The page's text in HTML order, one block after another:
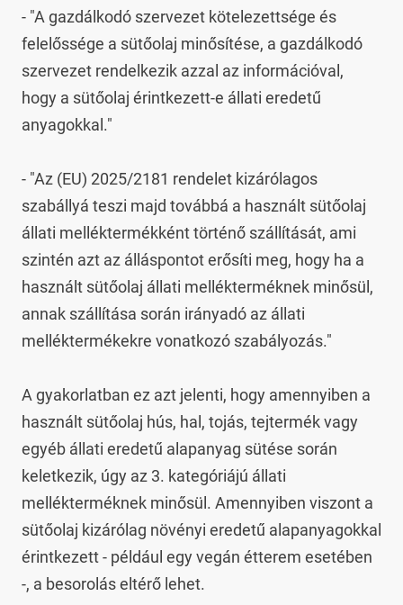
- "A gazdálkodó szervezet kötelezettsége és
felelőssége a sütőolaj minősítése, a gazdálkodó
szervezet rendelkezik azzal az információval,
hogy a sütőolaj érintkezett-e állati eredetű
anyagokkal."
- "Az (EU) 2025/2181 rendelet kizárólagos
szabállyá teszi majd továbbá a használt sütőolaj
állati melléktermékként történő szállítását, ami
szintén azt az álláspontot erősíti meg, hogy ha a
használt sütőolaj állati mellékterméknek minősül,
annak szállítása során irányadó az állati
melléktermékekre vonatkozó szabályozás."
A gyakorlatban ez azt jelenti, hogy amennyiben a
használt sütőolaj hús, hal, tojás, tejtermék vagy
egyéb állati eredetű alapanyag sütése során
keletkezik, úgy az 3. kategóriájú állati
mellékterméknek minősül. Amennyiben viszont a
sütőolaj kizárólag növényi eredetű alapanyagokkal
érintkezett - például egy vegán étterem esetében
-, a besorolás eltérő lehet.